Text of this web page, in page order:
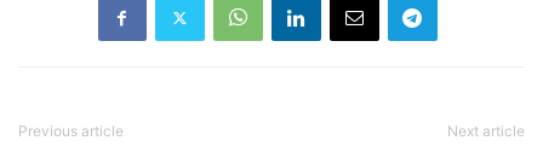
Previous article Next article